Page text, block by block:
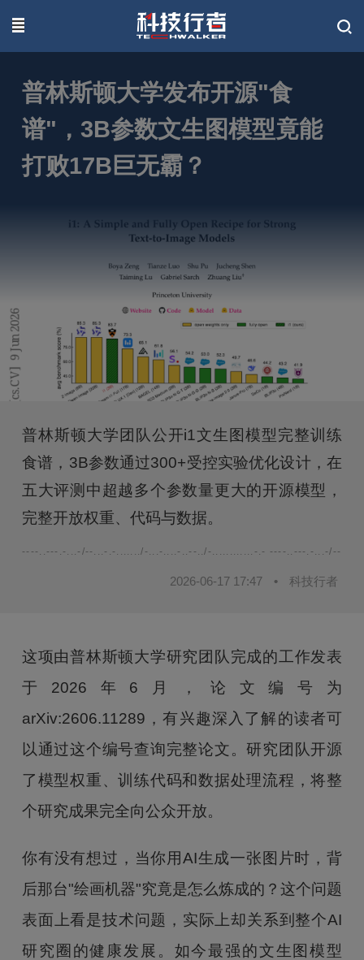
联系我们
普林斯顿大学发布开源"食
谱"，3B参数文生图模型竟能
打败17B巨无霸？
普林斯顿大学团队公开i1文生图模型完整训练
食谱，3B参数通过300+受控实验优化设计，在
五大评测中超越多个参数量更大的开源模型，
完整开放权重、代码与数据。
----..---.-...-/--...-.-......./-...-....-..--../-............-.- ----..---.-...-/--
2026-06-17 17:47 • 科技行者
这项由普林斯顿大学研究团队完成的工作发表
于2026年6月，论文编号为
arXiv:2606.11289，有兴趣深入了解的读者可
以通过这个编号查询完整论文。研究团队开源
了模型权重、训练代码和数据处理流程，将整
个研究成果完全向公众开放。
你有没有想过，当你用AI生成一张图片时，背
后那台"绘画机器"究竟是怎么炼成的？这个问题
表面上看是技术问题，实际上却关系到整个AI
研究圈的健康发展。如今最强的文生图模型